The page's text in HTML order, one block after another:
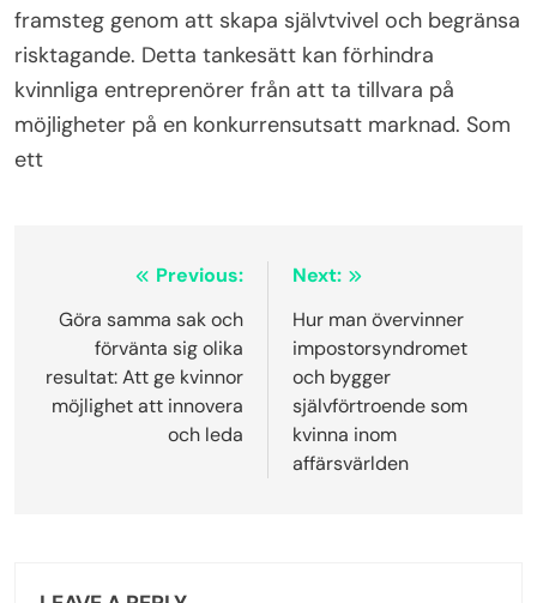
självförtroende på en konkurrensutsatt marknad.
Att känna igen och ta itu med dessa fallgropar är
avgörande för framgång. Till exempel förbiser
många kvinnor sina prestationer, vilket kan
undergräva deras självkänsla och professionella
stöd och insikter. Genom att aktivt arbeta för att
odla självförtroende och motståndskraft.
Hur kan rädslan för misslyckande hindra
framsteg?
Rädslan för misslyckande kan avsevärt hindra